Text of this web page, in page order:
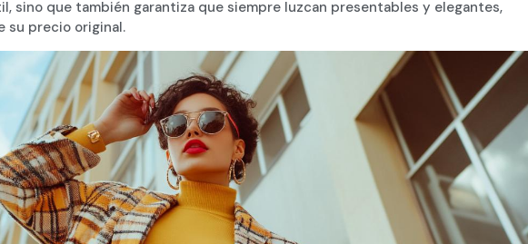
sino que también garantiza que siempre luzcan presentables y elegantes,
su precio original.